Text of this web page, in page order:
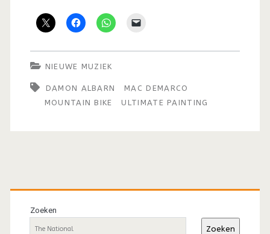
NIEUWE MUZIEK
DAMON ALBARN
MAC DEMARCO
MOUNTAIN BIKE
ULTIMATE PAINTING
Primaire
sidebar
Zoeken
Zoeken